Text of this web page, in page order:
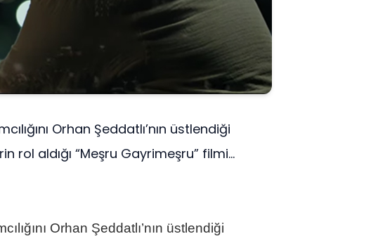
Orhan Şeddatlı’nın üstlendiği
aldığı “Meşru Gayrimeşru” filmi...
Orhan Şeddatlı’nın üstlendiği